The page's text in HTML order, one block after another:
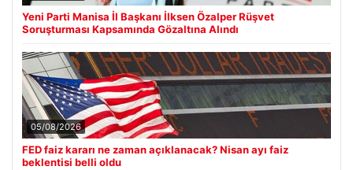
Yeni Parti Manisa İl Başkanı İlksen Özalper Rüşvet
Soruşturması Kapsamında Gözaltına Alındı
05/08/2026
FED faiz kararı ne zaman açıklanacak? Nisan ayı faiz
beklentisi belli oldu